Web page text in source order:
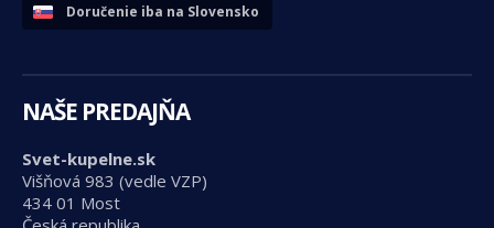
Doručenie iba na Slovensko
NAŠE PREDAJŇA
Svet-kupelne.sk
Višňová 983 (vedle VZP)
434 01 Most